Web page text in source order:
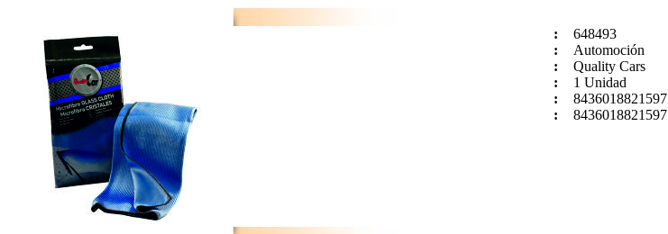
:
648493
:
Automoción
:
Quality Cars
:
1 Unidad
:
8436018821597
:
8436018821597